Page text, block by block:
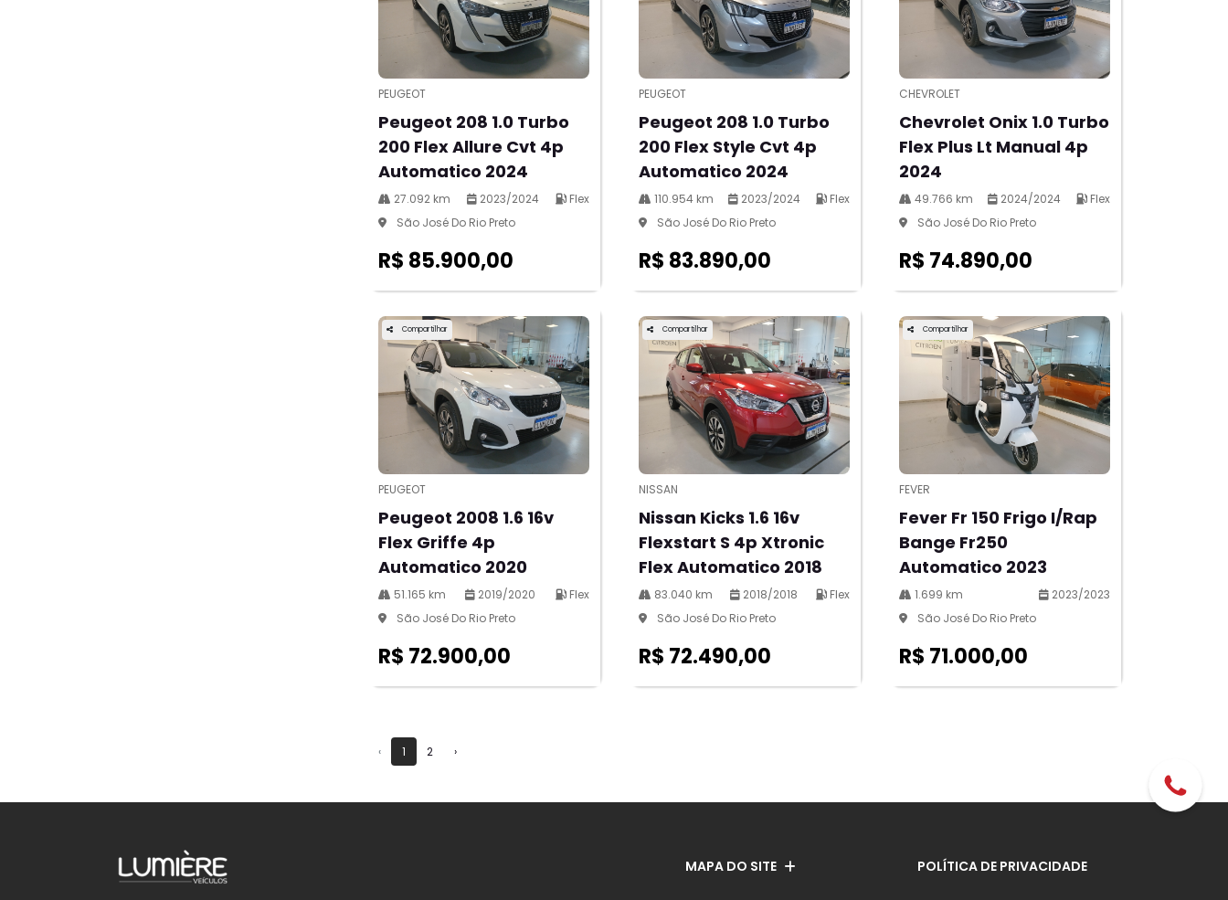
PEUGEOT
Peugeot 208 1.0 Turbo
200 Flex Allure Cvt 4p
Automatico 2024
27.092 km 2023/2024
Flex
São José Do Rio Preto
R$ 85.900,00
PEUGEOT
Peugeot 208 1.0 Turbo
200 Flex Style Cvt 4p
Automatico 2024
110.954 km 2023/2024
Flex
São José Do Rio Preto
R$ 83.890,00
CHEVROLET
Chevrolet Onix 1.0 Turbo
Flex Plus Lt Manual 4p
2024
49.766 km 2024/2024
Flex
São José Do Rio Preto
R$ 74.890,00
Compartilhar
PEUGEOT
Peugeot 2008 1.6 16v
Flex Griffe 4p
Automatico 2020
51.165 km 2019/2020
Flex
São José Do Rio Preto
R$ 72.900,00
Compartilhar
NISSAN
Nissan Kicks 1.6 16v
Flexstart S 4p Xtronic
Flex Automatico 2018
83.040 km 2018/2018
Flex
São José Do Rio Preto
R$ 72.490,00
Compartilhar
FEVER
Fever Fr 150 Frigo I/rap
Bange Fr250
Automatico 2023
1.699 km
2023/2023
São José Do Rio Preto
R$ 71.000,00
‹ 1 2 ›
MAPA DO SITE POLÍTICA DE PRIVACIDADE